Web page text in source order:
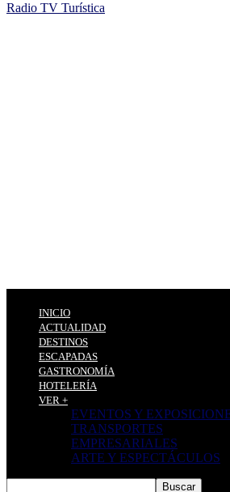
Radio TV Turística
INICIO
ACTUALIDAD
DESTINOS
ESCAPADAS
GASTRONOMÍA
HOTELERÍA
VER +
EVENTOS Y
TRANSPORTES
EMPRESARIALES
ARTE Y ESPECTÁCULOS